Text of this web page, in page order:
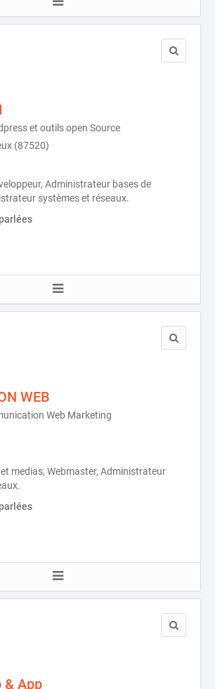
et outils open Source
(87520)
Administrateur bases de
systèmes et réseaux.
WEB
Web Marketing
medias, Webmaster, Administrateur
& App